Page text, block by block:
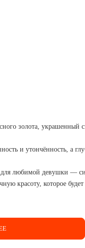
золота,
и утончённость, а
для любимой девушки —
красоту, которое